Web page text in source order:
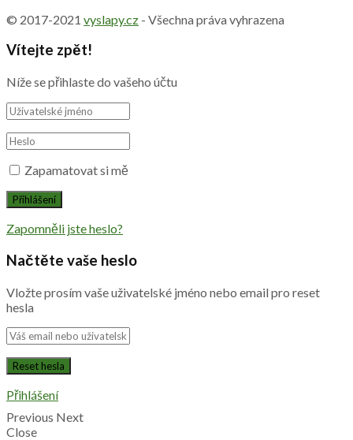
© 2017-2021 vyslapy.cz - Všechna práva vyhrazena
Vítejte zpět!
Níže se přihlaste do vašeho účtu
Zapamatovat si mě
Zapomněli jste heslo?
Načtěte vaše heslo
Vložte prosím vaše uživatelské jméno nebo email pro reset
hesla
Přihlášení
Previous Next
Close